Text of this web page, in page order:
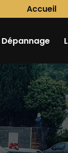
Navigation
Accueil
Dépannage